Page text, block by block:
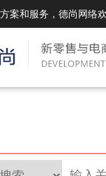
案和服务，德尚网络欢
，外卖，上门
系统